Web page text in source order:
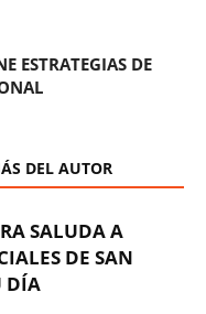
ESTRATEGIAS DE
DEL AUTOR
SALUDA A
DE SAN
DÍA